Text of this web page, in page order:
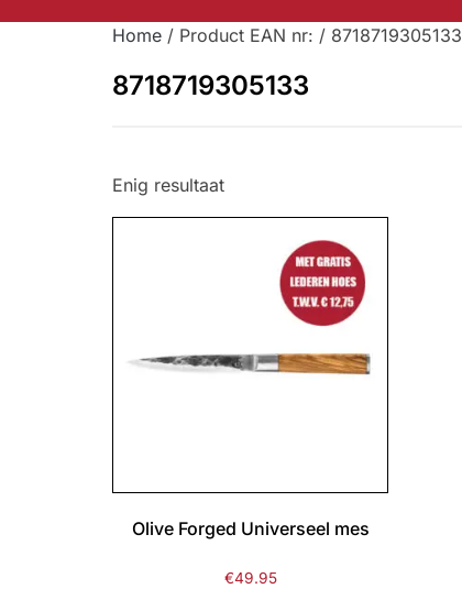
Home / Product EAN nr: / 8718719305133
8718719305133
Enig resultaat
Olive Forged Universeel mes
€49.95